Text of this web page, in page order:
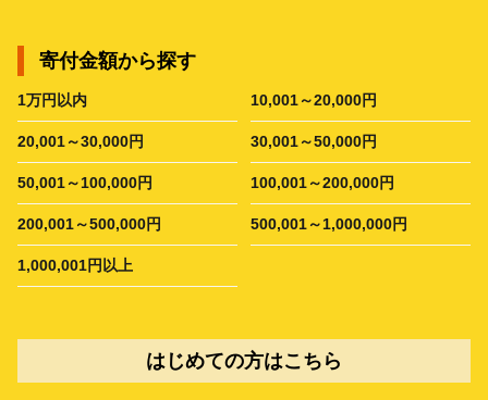
寄付金額から探す
1万円以内 10,001～20,000円
20,001～30,000円 30,001～50,000円
50,001～100,000円 100,001～200,000円
200,001～500,000円 500,001～1,000,000円
1,000,001円以上
はじめての方はこちら